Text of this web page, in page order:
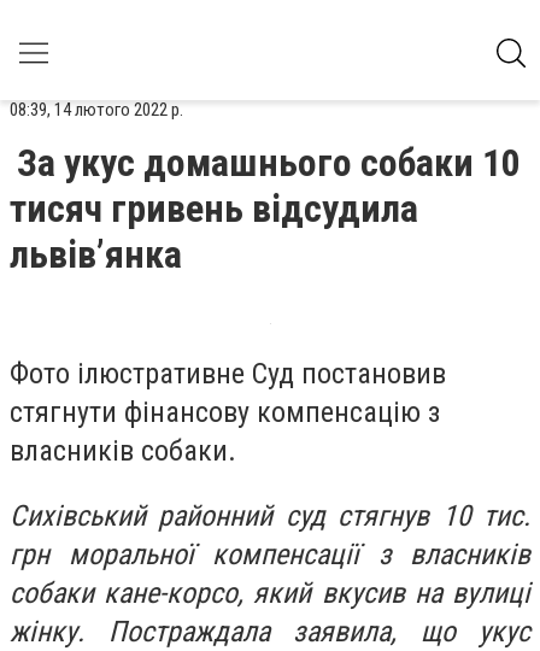
08:39, 14 лютого 2022 р.
За укус домашнього собаки 10
тисяч гривень відсудила
львів’янка
Фото ілюстративне Суд постановив
стягнути фінансову компенсацію з
власників собаки.
Сихівський районний суд стягнув 10 тис.
грн моральної компенсації з власників
собаки кане-корсо, який вкусив на вулиці
жінку. Постраждала заявила, що укус